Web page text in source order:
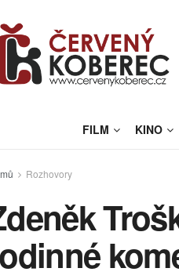
FILM KINO
Rozhovory